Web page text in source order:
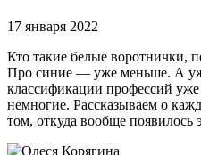
17 января 2022
Кто такие белые воротнички,
Про синие — уже меньше. А
классификации профессий
немногие. Рассказываем о
том, откуда вообще появилось